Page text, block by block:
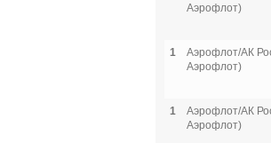
Аэрофлот)
1
Аэрофлот/АК
Аэрофлот)
1
Аэрофлот/АК
Аэрофлот)